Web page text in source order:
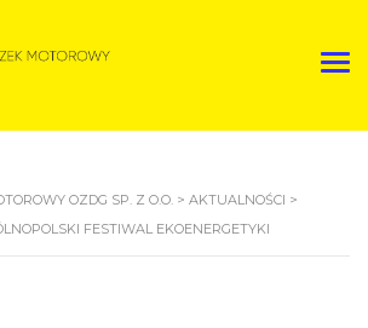
OZDG SP. Z O.O. > AKTUALNOŚCI >
FESTIWAL EKOENERGETYKI